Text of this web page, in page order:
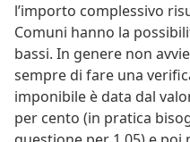
l’importo complessivo
Comuni hanno la
bassi. In genere non
sempre di fare una
imponibile è data dal
per cento (in pratica